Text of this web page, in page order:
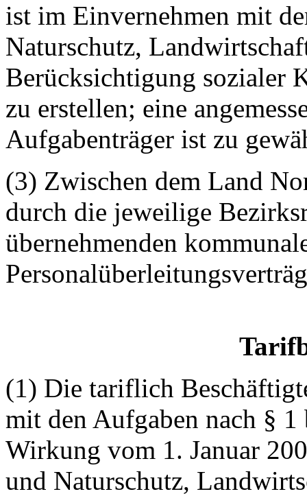
ist im Einvernehmen mit
Naturschutz,
Berücksichtigung sozialer
zu erstellen; eine
Aufgabenträger ist zu
(3) Zwischen dem Land
durch die jeweilige
übernehmenden
(1) Die tariflich
mit den Aufgaben nach §
Wirkung vom 1. Januar
und Naturschutz,